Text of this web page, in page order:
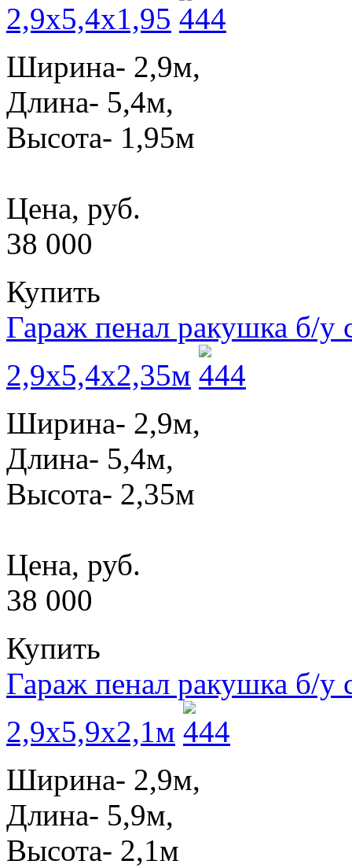
2,9x5,4x1,95
Ширина- 2,9м,
Длина- 5,4м,
Высота- 1,95м
Цена, руб.
38 000
Купить
Гараж пенал ракушка б/
2,9x5,4x2,35м
Ширина- 2,9м,
Длина- 5,4м,
Высота- 2,35м
Цена, руб.
38 000
Купить
Гараж пенал ракушка б/
2,9x5,9x2,1м
Ширина- 2,9м,
Длина- 5,9м,
Высота- 2,1м